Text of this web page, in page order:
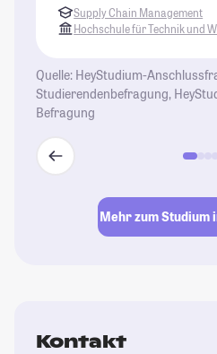
Supply Chain Management
Hochschule für Technik und
Quelle: HeyStudium-
Studierendenbefragung,
Befragung
Mehr zum Studium
Kontakt